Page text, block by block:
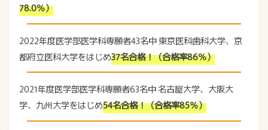
78.0％）
2022年度医学部医学科専願者43名中東京医科歯科大学、京
都府立医科大学をはじめ37名合格！（合格率86％）
2021年度医学部医学科専願者63名中名古屋大学、大阪大
学、九州大学をはじめ54名合格！（合格率85％）